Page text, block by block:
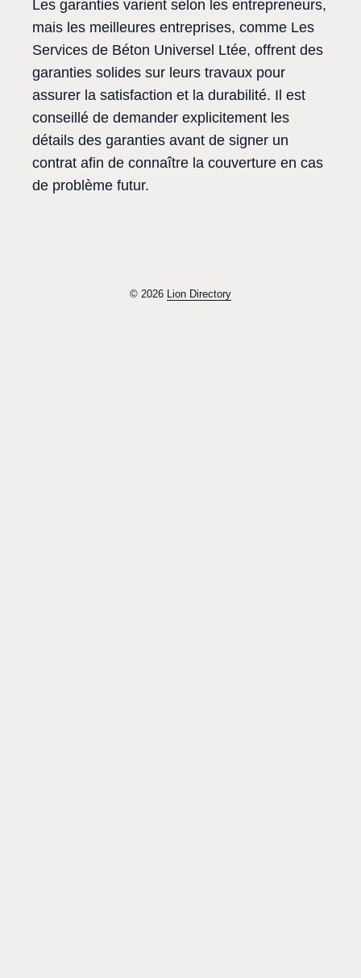
Les garanties varient selon les entrepreneurs,
mais les meilleures entreprises, comme Les
Services de Béton Universel Ltée, offrent des
garanties solides sur leurs travaux pour
assurer la satisfaction et la durabilité. Il est
conseillé de demander explicitement les
détails des garanties avant de signer un
contrat afin de connaître la couverture en cas
de problème futur.
© 2026 Lion Directory